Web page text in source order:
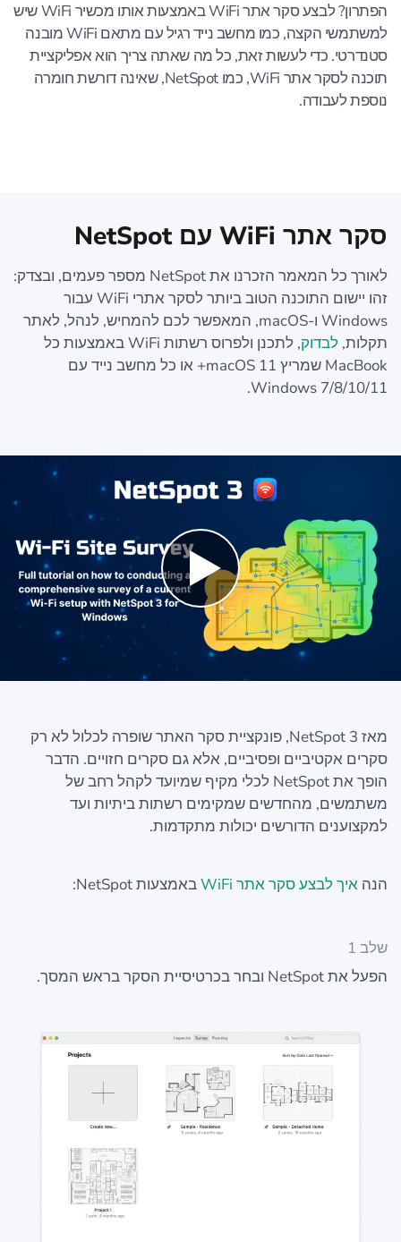
הפתרון? לבצע סקר אתר WiFi באמצעות אותו מכשיר WiFi שיש
למשתמשי הקצה, כמו מחשב נייד רגיל עם מתאם WiFi מובנה
סטנדרטי. כדי לעשות זאת, כל מה שאתה צריך הוא אפליקציית
תוכנה לסקר אתר WiFi, כמו NetSpot, שאינה דורשת חומרה
נוספת לעבודה.
סקר אתר WiFi עם NetSpot
לאורך כל המאמר הזכרנו את NetSpot מספר פעמים, ובצדק:
זהו יישום התוכנה הטוב ביותר לסקר אתרי WiFi עבור
Windows ו-macOS, המאפשר לכם להמחיש, לנהל, לאתר
תקלות, לבדוק
, לתכנן ולפרוס רשתות WiFi באמצעות כל
MacBook שמריץ macOS 11+ או כל מחשב נייד עם
Windows 7/8/10/11.
מאז NetSpot 3, פונקציית סקר האתר שופרה לכלול לא רק
סקרים אקטיביים ופסיביים, אלא גם סקרים חזויים. הדבר
הופך את NetSpot לכלי מקיף שמיועד לקהל רחב של
משתמשים, מהחדשים שמקימים רשתות ביתיות ועד
למקצוענים הדורשים יכולות מתקדמות.
הנה איך לבצע סקר אתר WiFi באמצעות NetSpot:
שלב 1
הפעל את NetSpot ובחר בכרטיסיית הסקר בראש המסך.